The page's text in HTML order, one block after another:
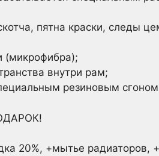
пятна краски, следы
(микрофибра);
внутри рам;
резиновым
+мытье радиаторов,